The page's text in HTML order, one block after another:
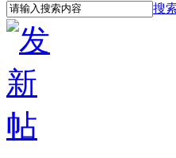
搜